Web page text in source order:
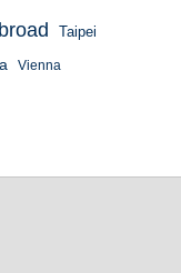
Taipei
Vienna